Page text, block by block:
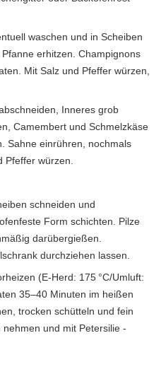
waschen und in Scheiben
erhitzen. Champignons
Mit Salz und Pfeffer würzen,
Inneres grob
­Camembert und Schmelzkäse
Sahne einrühren, nochmals
Pfeffer würzen.
schneiden und
Form schichten. Pilze
darübergießen.
durch­ziehen lassen.
(E-Herd: 175 °C/Umluft:
35–40 Minuten im heißen
trocken schütteln und fein
nehmen und mit Petersilie